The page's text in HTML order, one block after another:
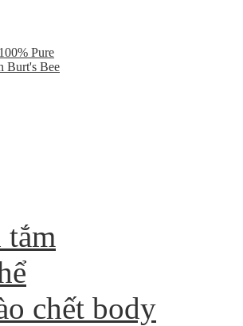
Pure
Burt's Bee
tắm
chết body